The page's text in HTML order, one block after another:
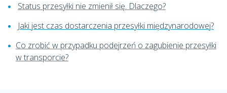
Status przesyłki nie zmienił się. Dlaczego?
Jaki jest czas dostarczenia przesyłki międzynarodowej?
Co zrobić w przypadku podejrzeń o zagubienie przesyłki
w transporcie?